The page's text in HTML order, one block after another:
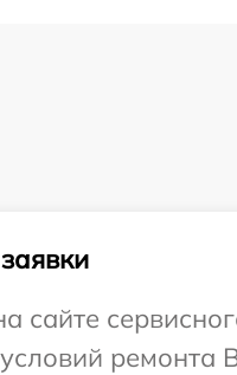
сайте
ремонта